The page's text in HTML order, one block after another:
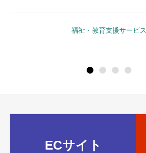
福祉・教育支援サービス
ECサイト